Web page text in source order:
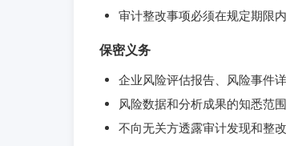
审计整改事项必须在规定期限
保密义务
企业风险评估报告、风险事件
风险数据和分析成果的知悉范
不向无关方透露审计发现和整